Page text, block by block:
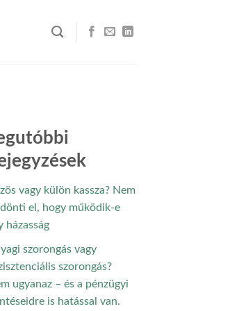
vagy külön kassza? Nem
el, hogy működik-e
házasság
szorongás vagy
szorongás?
ugyanaz – és a pénzügyi
is hatással van.